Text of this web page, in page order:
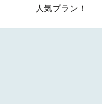
人気プラン！